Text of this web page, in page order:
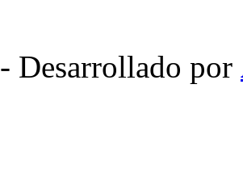
- Desarrollado por